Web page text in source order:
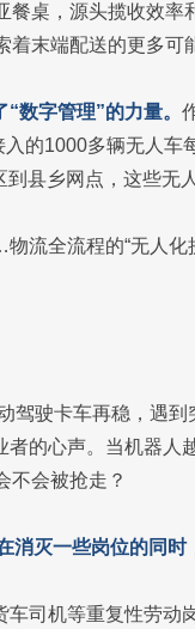
桌，源头揽收效
末端配送的更多可
数字管理”的力量。
的1000多辆无人车
县乡网点，这些无
全流程的“无人化
驾驶卡车再稳，遇
的心声。当机器人
不会被抢走？
消灭一些岗位的同时
司机等重复性劳动